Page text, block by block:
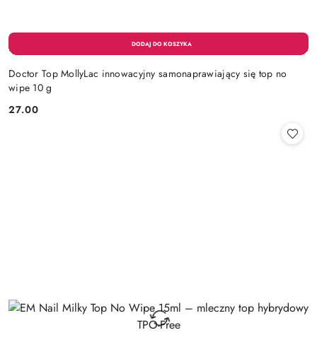
Doctor Top MollyLac innowacyjny samonaprawiający się top no
wipe 10 g
Cena:
27.00